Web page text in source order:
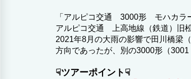
「アルピコ交通 3000形 モハカラ
アルピコ交通 上高地線（鉄道）旧
2021年8月の大雨の影響で田川橋梁
方向であったが、別の3000形（
☟ツアーポイント☟